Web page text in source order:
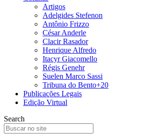
Artigos
Adelgides Stefenon
Antônio Frizzo
César Anderle
Clacir Rasador
Henrique Alfredo
Itacyr Giacomello
Régis Genehr
Suelen Marco Sassi
Tribuna do Bento+20
Publicações Legais
Edição Virtual
Search